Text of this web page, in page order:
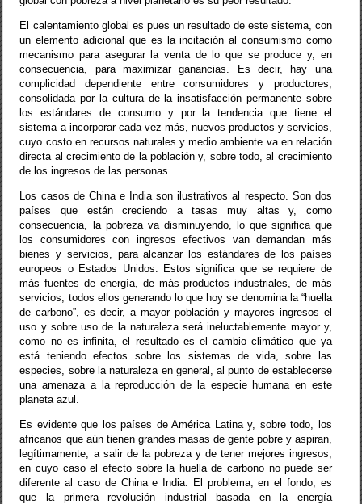
El calentamiento global es pues un resultado de este sistema, con
un elemento adicional que es la incitación al consumismo como
mecanismo para asegurar la venta de lo que se produce y, en
consecuencia, para maximizar ganancias. Es decir, hay una
complicidad dependiente entre consumidores y productores,
consolidada por la cultura de la insatisfacción permanente sobre
los estándares de consumo y por la tendencia que tiene el
sistema a incorporar cada vez más, nuevos productos y servicios,
cuyo costo en recursos naturales y medio ambiente va en relación
directa al crecimiento de la población y, sobre todo, al crecimiento
de los ingresos de las personas.
Los casos de China e India son ilustrativos al respecto. Son dos
países que están creciendo a tasas muy altas y, como
consecuencia, la pobreza va disminuyendo, lo que significa que
los consumidores con ingresos efectivos van demandan más
bienes y servicios, para alcanzar los estándares de los países
europeos o Estados Unidos. Estos significa que se requiere de
más fuentes de energía, de más productos industriales, de más
servicios, todos ellos generando lo que hoy se denomina la “huella
de carbono”, es decir, a mayor población y mayores ingresos el
uso y sobre uso de la naturaleza será ineluctablemente mayor y,
como no es infinita, el resultado es el cambio climático que ya
está teniendo efectos sobre los sistemas de vida, sobre las
especies, sobre la naturaleza en general, al punto de establecerse
una amenaza a la reproducción de la especie humana en este
planeta azul.
Es evidente que los países de América Latina y, sobre todo, los
africanos que aún tienen grandes masas de gente pobre y aspiran,
legítimamente, a salir de la pobreza y de tener mejores ingresos,
en cuyo caso el efecto sobre la huella de carbono no puede ser
diferente al caso de China e India. El problema, en el fondo, es
que la primera revolución industrial basada en la energía